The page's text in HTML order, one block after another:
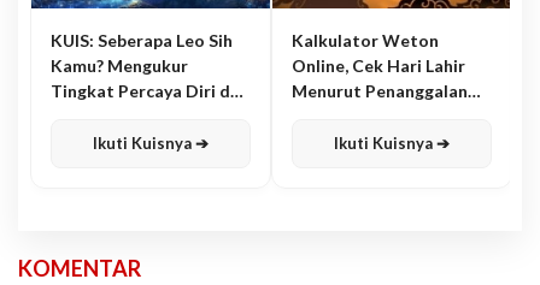
KUIS: Seberapa Leo Sih
Kamu? Mengukur
Tingkat Percaya Diri dan
Ikuti Kuisnya ➔
Kalkulator Weton
Online, Cek Hari Lahir
Menurut Penanggalan
Ikuti Kuisnya ➔
KOMENTAR